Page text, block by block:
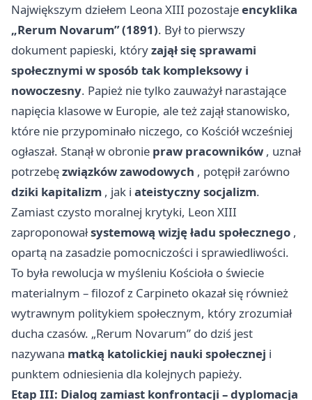
Największym dziełem Leona XIII pozostajeencyklika
„Rerum Novarum” (1891). Był to pierwszy
dokument papieski, któryzajął się sprawami
społecznymi w sposób tak kompleksowy i
nowoczesny. Papież nie tylko zauważył narastające
napięcia klasowe w Europie, ale też zajął stanowisko,
które nie przypominało niczego, co Kościół wcześniej
ogłaszał. Stanął w obronie praw pracowników , uznał
potrzebęzwiązków zawodowych , potępił zarówno
dziki kapitalizm , jak i ateistyczny socjalizm.
Zamiast czysto moralnej krytyki, Leon XIII
zaproponowałsystemową wizję ładu społecznego ,
opartą na zasadzie pomocniczości i sprawiedliwości.
To była rewolucja w myśleniu Kościoła o świecie
materialnym – filozof z Carpineto okazał się również
wytrawnym politykiem społecznym, który zrozumiał
ducha czasów. „Rerum Novarum” do dziś jest
nazywana matką katolickiej nauki społecznej i
punktem odniesienia dla kolejnych papieży.
Etap III: Dialog zamiast konfrontacji – dyplomacja